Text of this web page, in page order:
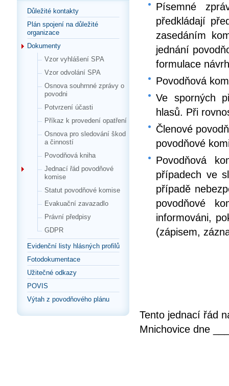
Důležité kontakty
Plán spojení na důležité
organizace
Dokumenty
Vzor vyhlášení SPA
Vzor odvolání SPA
Osnova souhrnné zprávy o
povodni
Potvrzení účasti
Příkaz k provedení opatření
Osnova pro sledování škod
a činností
Povodňová kniha
Jednací řád povodňové
komise
Statut povodňové komise
Evakuační zavazadlo
Právní předpisy
GDPR
Evidenční listy hlásných profilů
Fotodokumentace
Užitečné odkazy
POVIS
Výtah z povodňového plánu
Písemné
předkládají
zasedáním
jednání
formulace
Povodňová
Ve sporných
hlasů. Při
Členové
povodňové
Povodňová
případech ve
případě
povodňové
informováni,
(zápisem,
Tento jednací řád
Mnichovice dne